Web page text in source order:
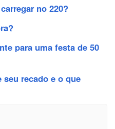
no 220?
para uma festa de 50
recado e o que